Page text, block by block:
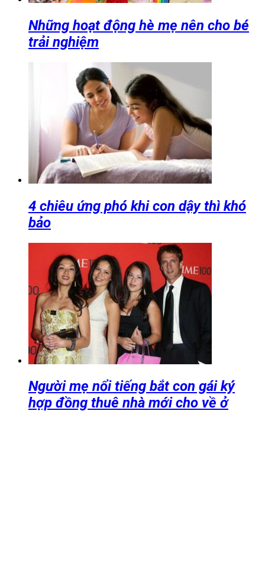
Những hoạt động hè mẹ nên cho bé
trải nghiệm
4 chiêu ứng phó khi con dậy thì khó
bảo
Người mẹ nổi tiếng bắt con gái ký
hợp đồng thuê nhà mới cho về ở